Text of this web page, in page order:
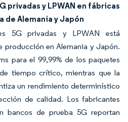
privadas y LPWAN en fábricas
de Alemania y Japón
5G privadas y LPWAN está
producción en Alemania y Japón.
para el 99,99% de los paquetes
tiempo crítico, mientras que la
un rendimiento determinístico
de calidad. Los fabricantes
bancos de prueba 5G reportan